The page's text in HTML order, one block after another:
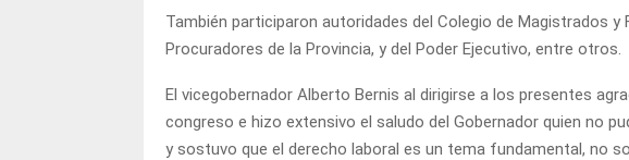
También participaron autoridades del Colegio de Magistrados y
Procuradores de la Provincia, y del Poder Ejecutivo, entre otros.
El vicegobernador Alberto Bernis al dirigirse a los presentes
congreso e hizo extensivo el saludo del Gobernador quien no
y sostuvo que el derecho laboral es un tema fundamental, no